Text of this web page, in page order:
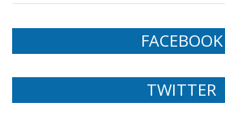
FACEBOOK
TWITTER